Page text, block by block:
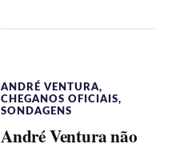
ANDRÉ VENTURA,
CHEGANOS OFICIAIS,
SONDAGENS
André Ventura não